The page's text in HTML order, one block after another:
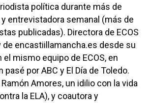
política durante más de
entrevistadora semanal (más de
publicadas). Directora de ECOS
de encastiillamancha.es desde su
el mismo equipo de ECOS, en
pasé por ABC y El Día de Toledo.
Amores, un idilio con la vida
la ELA), y coautora y
Política
Galerías